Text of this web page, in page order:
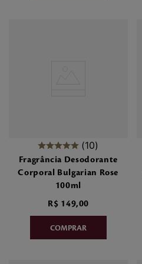
10
Fragrância Desodorante
Corporal Bulgarian Rose
100ml
R$ 149,00